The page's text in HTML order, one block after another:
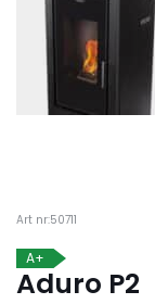
Art nr:50711
A+
Aduro P2